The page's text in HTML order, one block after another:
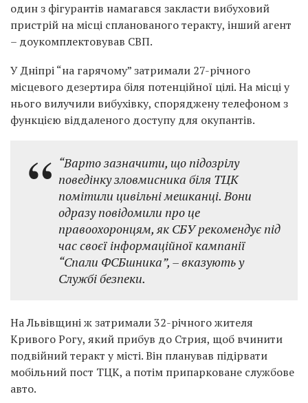
один з фігурантів намагався закласти вибуховий
пристрій на місці спланованого теракту, інший агент
– доукомплектовував СВП.
У Дніпрі “на гарячому” затримали 27-річного
місцевого дезертира біля потенційної цілі. На місці у
нього вилучили вибухівку, споряджену телефоном з
функцією віддаленого доступу для окупантів.
“Варто зазначити, що підозрілу
поведінку зловмисника біля ТЦК
помітили цивільні мешканці. Вони
одразу повідомили про це
правоохоронцям, як СБУ рекомендує під
час своєї інформаційної кампанії
“Спали ФСБшника”, – вказують у
Службі безпеки.
На Львівщині ж затримали 32-річного жителя
Кривого Рогу, який прибув до Стрия, щоб вчинити
подвійний теракт у місті. Він планував підірвати
мобільний пост ТЦК, а потім припарковане службове
авто.